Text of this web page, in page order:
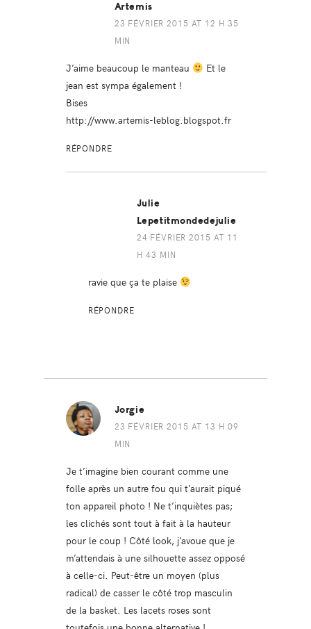
Artemis
23 FÉVRIER 2015 AT 12 H 35
MIN
J’aime beaucoup le manteau
Et le
jean est sympa également !
Bises
http://www.artemis-leblog.blogspot.fr
RÉPONDRE
Julie
Lepetitmondedejulie
24 FÉVRIER 2015 AT 11
H 43 MIN
ravie que ça te plaise
RÉPONDRE
Jorgie
23 FÉVRIER 2015 AT 13 H 09
MIN
Je t’imagine bien courant comme une
folle après un autre fou qui t’aurait piqué
ton appareil photo ! Ne t’inquiètes pas;
les clichés sont tout à fait à la hauteur
pour le coup ! Côté look, j’avoue que je
m’attendais à une silhouette assez opposé
à celle-ci. Peut-être un moyen (plus
radical) de casser le côté trop masculin
de la basket. Les lacets roses sont